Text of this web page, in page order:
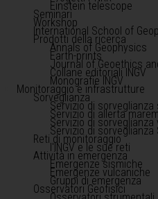
Einstein telescope
Seminari
Workshop
International School of
Prodotti della ricerca
Annals of Geophysics
Earth-prints
Journal of Geoethics
Collane editoriali INGV
Monografie INGV
Monitoraggio e infrastrutture
Sorveglianza
Servizio di sorveglianza
Servizio di allerta
Servizio di
Servizio di sorveglianza
Reti di monitoraggio
l'INGV e le sue reti
Attività in emergenza
Emergenze sismiche
Emergenze vulcaniche
Gruppi di emergenza
Osservatori Geofisici